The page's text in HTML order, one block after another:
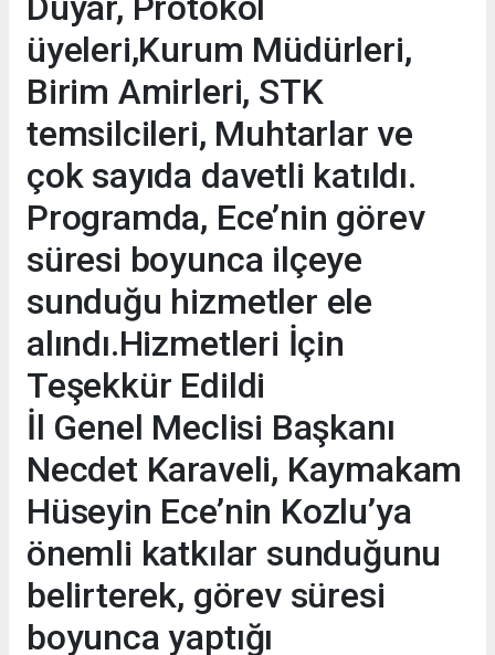
üyeleri,Kurum Müdürleri,
Birim Amirleri, STK
temsilcileri, Muhtarlar ve
çok sayıda davetli katıldı.
Programda, Ece’nin görev
süresi boyunca ilçeye
sunduğu hizmetler ele
alındı.Hizmetleri İçin
Teşekkür Edildi
İl Genel Meclisi Başkanı
Necdet Karaveli, Kaymakam
Hüseyin Ece’nin Kozlu’ya
önemli katkılar sunduğunu
belirterek, görev süresi
boyunca yaptığı